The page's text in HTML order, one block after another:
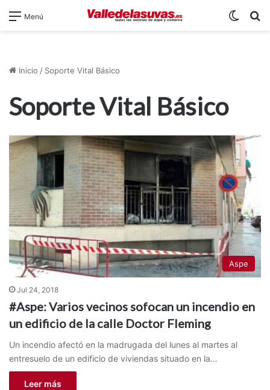
Menú
Inicio / Soporte Vital Básico
Soporte Vital Básico
Aspe
Jul 24, 2018
#Aspe: Varios vecinos sofocan un incendio en
un edificio de la calle Doctor Fleming
Un incendio afectó en la madrugada del lunes al martes al
entresuelo de un edificio de viviendas situado en la…
Leer más